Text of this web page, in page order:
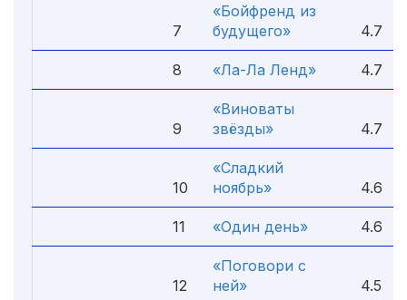
7
«Бойфренд из
будущего»
4.7
8 «Ла-Ла Ленд» 4.7
9
«Виноваты
звёзды»
4.7
10
«Сладкий
ноябрь»
4.6
11 «Один день» 4.6
12
«Поговори с
ней»
4.5